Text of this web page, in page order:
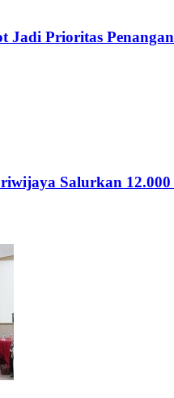
Jadi Prioritas
Salurkan